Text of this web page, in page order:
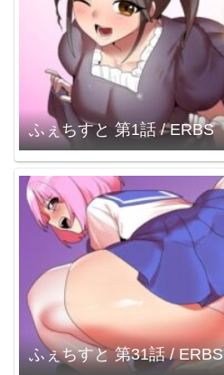
ふぇちすと 第1話 / ERBS
ふぇちすと 第31話 / ERBS